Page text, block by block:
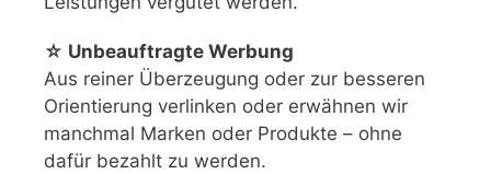
☆ Unbeauftragte Werbung
Aus reiner Überzeugung oder zur besseren
Orientierung verlinken oder erwähnen wir
manchmal Marken oder Produkte – ohne
dafür bezahlt zu werden.